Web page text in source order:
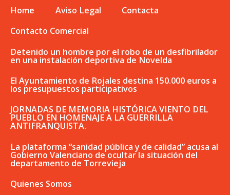
Home Aviso Legal
Contacta
Contacto Comercial
Detenido un hombre por el robo de un desfibrilador
en una instalación deportiva de Novelda
El Ayuntamiento de Rojales destina 150.000 euros a
los presupuestos participativos
JORNADAS DE MEMORIA HISTÓRICA VIENTO DEL
PUEBLO EN HOMENAJE A LA GUERRILLA
ANTIFRANQUISTA.
La plataforma “sanidad pública y de calidad” acusa al
Gobierno Valenciano de ocultar la situación del
departamento de Torrevieja
Quienes Somos